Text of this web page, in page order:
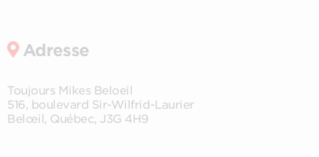
Adresse
Toujours Mikes Beloeil
516, boulevard Sir-Wilfrid-Laurier
Belœil, Québec, J3G 4H9